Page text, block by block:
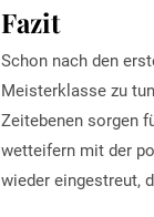
Fazit
Schon nach den
Meisterklasse zu
Zeitebenen sorgen
wetteifern mit der
wieder eingestreut,